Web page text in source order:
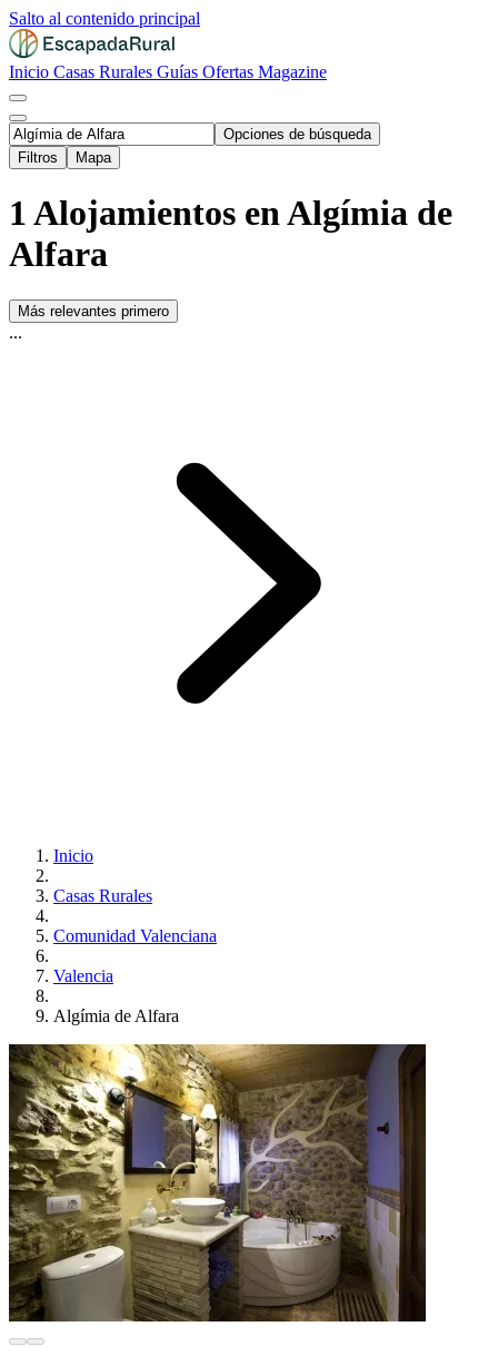
Salto al contenido principal
Inicio Casas Rurales Guías Ofertas Magazine
Opciones de búsqueda
Filtros
Mapa
1 Alojamientos en Algímia de
Alfara
Más relevantes primero
...
Inicio
Casas Rurales
Comunidad Valenciana
Valencia
Algímia de Alfara